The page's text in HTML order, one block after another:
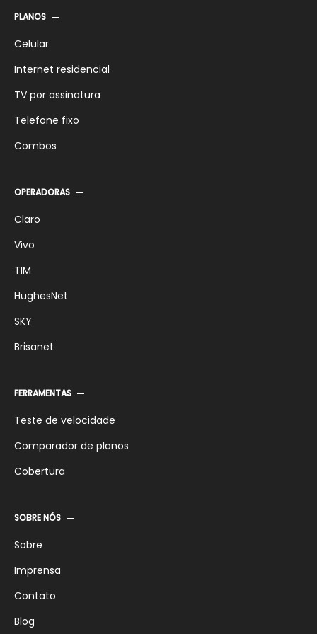
TV
Comparativos
PLANOS
Celular
Internet residencial
TV por assinatura
Telefone fixo
Combos
OPERADORAS
Claro
Vivo
TIM
HughesNet
SKY
Brisanet
FERRAMENTAS
Teste de velocidade
Comparador de planos
Cobertura
SOBRE NÓS
Sobre
Imprensa
Contato
Blog